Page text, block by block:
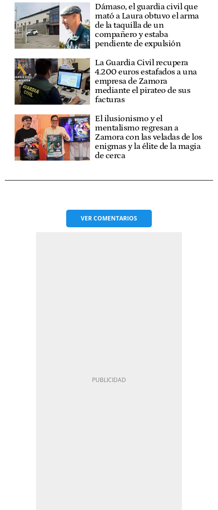
Dámaso, el guardia civil que
mató a Laura obtuvo el arma
de la taquilla de un
compañero y estaba
pendiente de expulsión
La Guardia Civil recupera
4.200 euros estafados a una
empresa de Zamora
mediante el pirateo de sus
facturas
El ilusionismo y el
mentalismo regresan a
Zamora con las veladas de los
enigmas y la élite de la magia
de cerca
VERCOMENTARIOS